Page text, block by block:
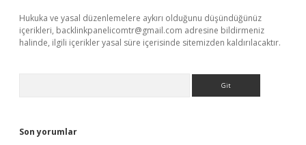
Hukuka ve yasal düzenlemelere aykırı olduğunu düşündüğünüz
içerikleri, backlinkpanelicomtr@gmail.com adresine bildirmeniz
halinde, ilgili içerikler yasal süre içerisinde sitemizden kaldırılacaktır.
Son yorumlar